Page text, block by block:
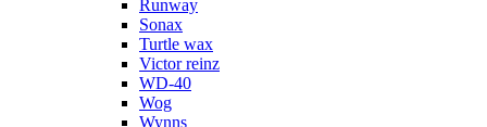
Runway
Sonax
Turtle wax
Victor reinz
WD-40
Wog
Wynns